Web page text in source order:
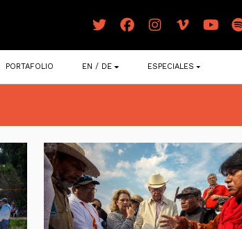
PORTAFOLIO EN / DE ESPECIALES